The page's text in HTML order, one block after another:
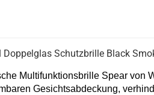
Doppelglas Schutzbrille Black
Multifunktionsbrille Spear von
Gesichtsabdeckung,